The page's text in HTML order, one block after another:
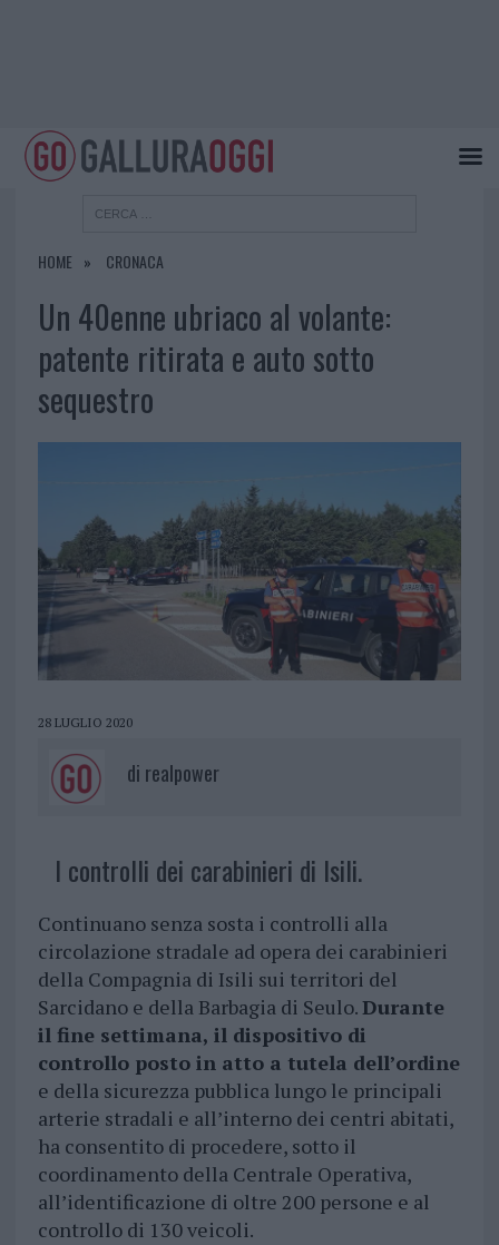
HOME CRONACA
Un 40enne ubriaco al volante:
patente ritirata e auto sotto
sequestro
28 LUGLIO 2020
di realpower
I controlli dei carabinieri di Isili.
Continuano senza sosta i controlli alla
circolazione stradale ad opera dei carabinieri
della Compagnia di Isili sui territori del
Sarcidano e della Barbagia di Seulo.Durante
il fine settimana, il dispositivo di
controllo posto in atto a tutela dell’ordine
e della sicurezza pubblica lungo le principali
arterie stradali e all’interno dei centri abitati,
ha consentito di procedere, sotto il
coordinamento della Centrale Operativa,
all’identificazione di oltre 200 persone e al
controllo di 130 veicoli.